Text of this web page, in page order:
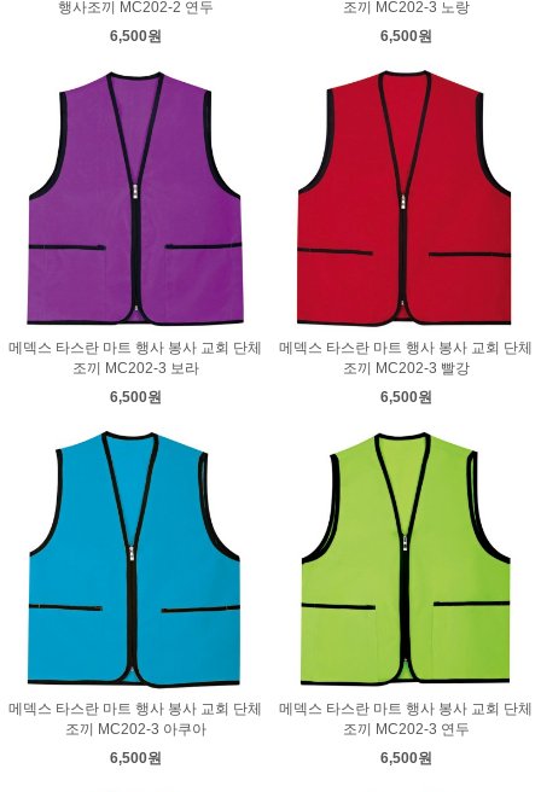
행사조끼 MC202-2 연두
6,500원
조끼 MC202-3 노랑
6,500원
메덱스 타스란 마트 행사 봉사 교회 단체
조끼 MC202-3 보라
6,500원
메덱스 타스란 마트 행사 봉사 교회 단체
조끼 MC202-3 빨강
6,500원
메덱스 타스란 마트 행사 봉사 교회 단체
조끼 MC202-3 아쿠아
6,500원
메덱스 타스란 마트 행사 봉사 교회 단체
조끼 MC202-3 연두
6,500원